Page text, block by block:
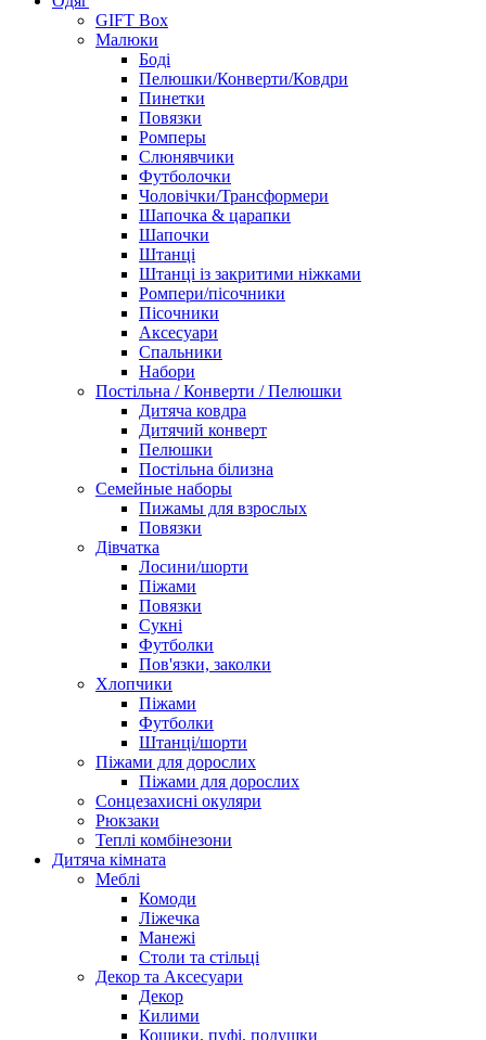
GIFT Box
Малюки
Боді
Пелюшки/Конверти/Ковдри
Пинетки
Повязки
Ромперы
Слюнявчики
Футболочки
Чоловічки/Трансформери
Шапочка & царапки
Шапочки
Штанці
Штанці із закритими ніжками
Ромпери/пісочники
Пісочники
Аксесуари
Спальники
Набори
Постільна / Конверти / Пелюшки
Дитяча ковдра
Дитячий конверт
Пелюшки
Постільна білизна
Семейные наборы
Пижамы для взрослых
Повязки
Дівчатка
Лосини/шорти
Піжами
Повязки
Сукні
Футболки
Пов'язки, заколки
Хлопчики
Піжами
Футболки
Штанці/шорти
Піжами для дорослих
Піжами для дорослих
Сонцезахисні окуляри
Рюкзаки
Теплі комбінезони
Дитяча кімната
Меблі
Комоди
Ліжечка
Манежі
Столи та стільці
Декор та Аксесуари
Декор
Килими
Кошики, пуфі, подушки